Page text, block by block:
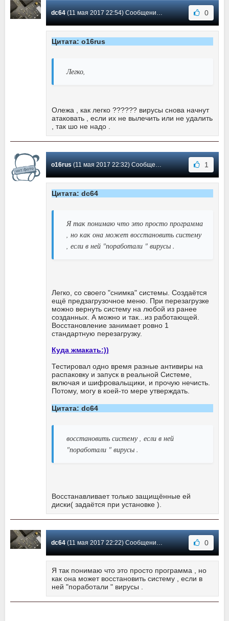
dc64(11 мая 2017 22:54) Сообщение #68 0
Цитата: o16rus
Легко,
Олежа , как легко ?????? вирусы снова начнут
атаковать , если их не вылечить или не удалить
, так шо не надо .
o16rus(11 мая 2017 22:32) Сообщение #67 1
Цитата: dc64
Я так понимаю что это просто программа
, но как она может восстановить систему
, если в ней "поработали " вирусы .
Легко, со своего "снимка" системы. Создаётся
ещё предзагрузочное меню. При перезагрузке
можно вернуть систему на любой из ранее
созданных. А можно и так...из работающей.
Восстановление занимает ровно 1
стандартную перезагрузку.
Куда жмакать:))
Тестировал одно время разные антивиры на
распаковку и запуск в реальной Системе,
включая и шифровальщики, и прочую нечисть.
Потому, могу в коей-то мере утверждать.
Цитата: dc64
восстановить систему , если в ней
"поработали " вирусы .
Восстанавливает только защищённые ей
диски( задаётся при установке ).
dc64(11 мая 2017 22:22) Сообщение #66 0
Я так понимаю что это просто программа , но
как она может восстановить систему , если в
ней "поработали " вирусы .